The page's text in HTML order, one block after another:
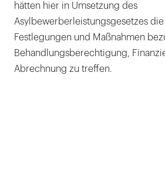
hätten hier in Umsetzung des
Asylbewerberleistungsgesetzes
Festlegungen und Maßnahmen
Behandlungsberechtigung,
Abrechnung zu treffen.